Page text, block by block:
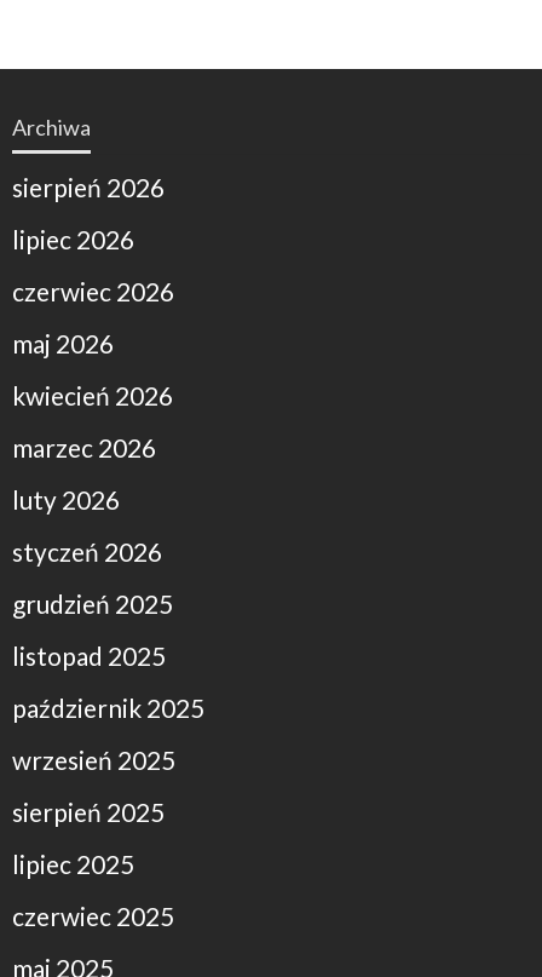
Archiwa
sierpień 2026
lipiec 2026
czerwiec 2026
maj 2026
kwiecień 2026
marzec 2026
luty 2026
styczeń 2026
grudzień 2025
listopad 2025
październik 2025
wrzesień 2025
sierpień 2025
lipiec 2025
czerwiec 2025
maj 2025